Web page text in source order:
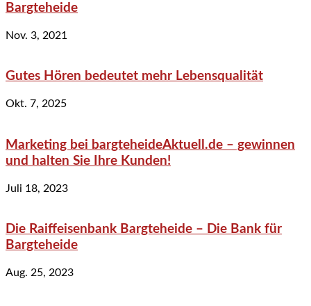
Bargteheide
Nov. 3, 2021
Gutes Hören bedeutet mehr Lebensqualität
Okt. 7, 2025
Marketing bei bargteheideAktuell.de – gewinnen
und halten Sie Ihre Kunden!
Juli 18, 2023
Die Raiffeisenbank Bargteheide – Die Bank für
Bargteheide
Aug. 25, 2023